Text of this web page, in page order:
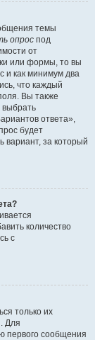
темы
опрос под
от
или формы, то вы
и как минимум два
что каждый
Вы также
выбрать
ответа»,
будет
вариант, за который
количество
с
только их
Для
первого сообщения